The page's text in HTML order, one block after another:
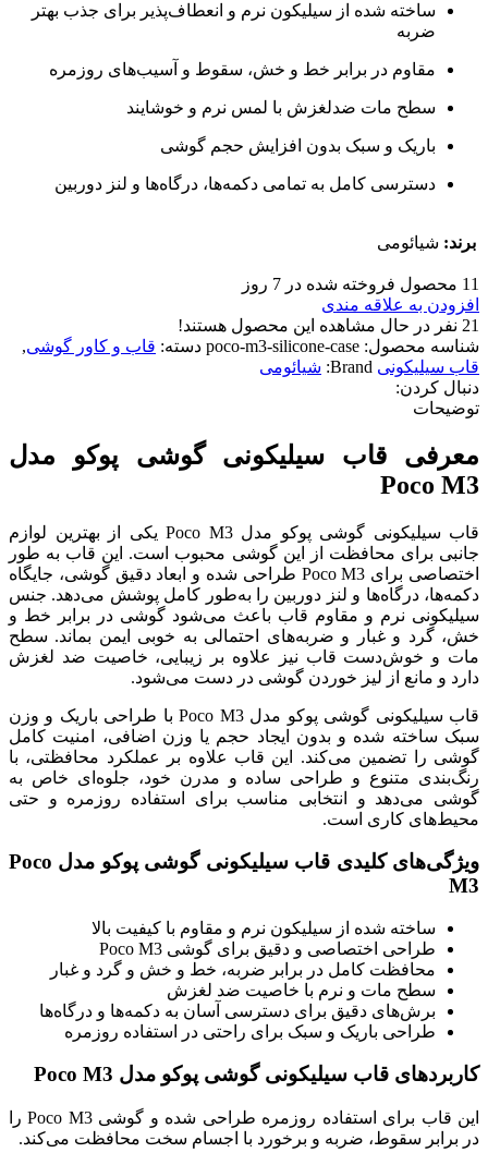
ساخته شده از سیلیکون نرم و انعطاف‌پذیر برای جذب بهتر
ضربه
مقاوم در برابر خط و خش، سقوط و آسیب‌های روزمره
سطح مات ضدلغزش با لمس نرم و خوشایند
باریک و سبک بدون افزایش حجم گوشی
دسترسی کامل به تمامی دکمه‌ها، درگاه‌ها و لنز دوربین
برند: شیائومی
11 محصول فروخته شده در 7 روز
افزودن به علاقه مندی
21 نفر در حال مشاهده این محصول هستند!
شناسه محصول: poco-m3-silicone-case دسته: قاب و کاور گوشی,
قاب سیلیکونی Brand: شیائومی
دنبال کردن:
توضیحات
معرفی قاب سیلیکونی گوشی پوکو مدل
Poco M3
قاب سیلیکونی گوشی پوکو مدل Poco M3 یکی از بهترین لوازم
جانبی برای محافظت از این گوشی محبوب است. این قاب به طور
اختصاصی برای Poco M3 طراحی شده و ابعاد دقیق گوشی، جایگاه
دکمه‌ها، درگاه‌ها و لنز دوربین را به‌طور کامل پوشش می‌دهد. جنس
سیلیکونی نرم و مقاوم قاب باعث می‌شود گوشی در برابر خط و
خش، گرد و غبار و ضربه‌های احتمالی به خوبی ایمن بماند. سطح
مات و خوش‌دست قاب نیز علاوه بر زیبایی، خاصیت ضد لغزش
دارد و مانع از لیز خوردن گوشی در دست می‌شود.
قاب سیلیکونی گوشی پوکو مدل Poco M3 با طراحی باریک و وزن
سبک ساخته شده و بدون ایجاد حجم یا وزن اضافی، امنیت کامل
گوشی را تضمین می‌کند. این قاب علاوه بر عملکرد محافظتی، با
رنگ‌بندی متنوع و طراحی ساده و مدرن خود، جلوه‌ای خاص به
گوشی می‌دهد و انتخابی مناسب برای استفاده روزمره و حتی
محیط‌های کاری است.
ویژگی‌های کلیدی قاب سیلیکونی گوشی پوکو مدل Poco
M3
ساخته شده از سیلیکون نرم و مقاوم با کیفیت بالا
طراحی اختصاصی و دقیق برای گوشی Poco M3
محافظت کامل در برابر ضربه، خط و خش و گرد و غبار
سطح مات و نرم با خاصیت ضد لغزش
برش‌های دقیق برای دسترسی آسان به دکمه‌ها و درگاه‌ها
طراحی باریک و سبک برای راحتی در استفاده روزمره
کاربردهای قاب سیلیکونی گوشی پوکو مدل Poco M3
این قاب برای استفاده روزمره طراحی شده و گوشی Poco M3 را
در برابر سقوط، ضربه و برخورد با اجسام سخت محافظت می‌کند.